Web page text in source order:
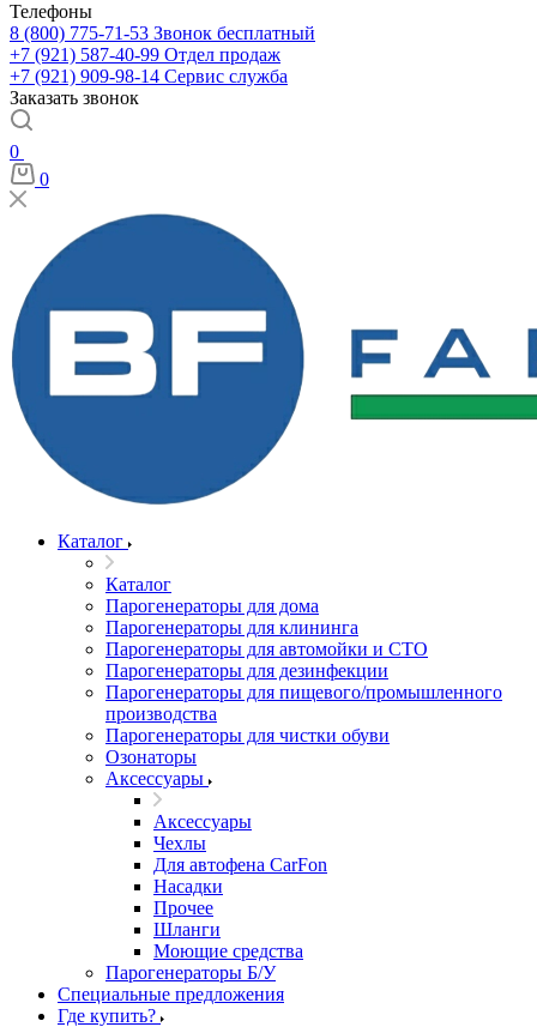
Телефоны
8 (800) 775-71-53 Звонок бесплатный
+7 (921) 587-40-99 Отдел продаж
+7 (921) 909-98-14 Сервис служба
Заказать звонок
0
0
Каталог
Каталог
Парогенераторы для дома
Парогенераторы для клининга
Парогенераторы для автомойки и СТО
Парогенераторы для дезинфекции
Парогенераторы для пищевого/промышленного
производства
Парогенераторы для чистки обуви
Озонаторы
Аксессуары
Аксессуары
Чехлы
Для автофена CarFon
Насадки
Прочее
Шланги
Моющие средства
Парогенераторы Б/У
Специальные предложения
Где купить?